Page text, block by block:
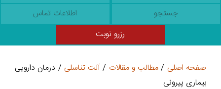
جستجو
اطلاعات تماس
رزرو نوبت
صفحه اصلی / مطالب و مقالات / آلت تناسلی / درمان دارویی
بیماری پیرونی